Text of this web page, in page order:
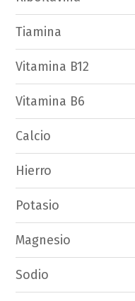
Tiamina
Vitamina B12
Vitamina B6
Calcio
Hierro
Potasio
Magnesio
Sodio